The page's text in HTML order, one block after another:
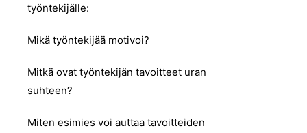
työntekijälle:
Mikä työntekijää motivoi?
Mitkä ovat työntekijän tavoitteet uran
suhteen?
Miten esimies voi auttaa tavoitteiden